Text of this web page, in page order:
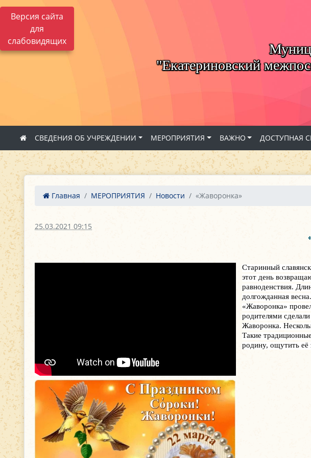
Версия сайта
для
слабовидящих
"Екатериновский
СВЕДЕНИЯ ОБ УЧРЕЖДЕНИИ МЕРОПРИЯТИЯ ВАЖНО ДОСТУПНАЯ
Главная МЕРОПРИЯТИЯ Новости «Жаворонка»
25.03.2021 09:15
Старинный
этот день
равноденствия.
долгожданная
«Жаворонка»
родителями
Жаворонка.
Такие
родину, ощутить её